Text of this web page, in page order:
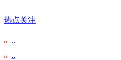
热点关注
..
..